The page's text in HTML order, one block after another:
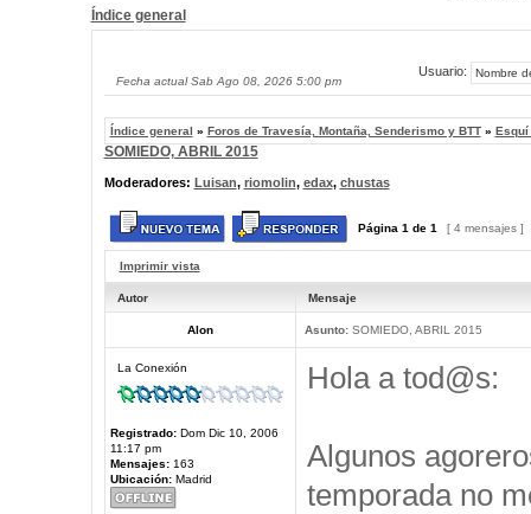
Índice general
Fecha actual Sab Ago 08, 2026 5:00 pm
Usuario:
Índice general » Foros de Travesía, Montaña, Senderismo y BTT» Esquí
SOMIEDO, ABRIL 2015
Moderadores: Luisan, riomolin, edax, chustas
Página 1 de 1 [ 4 mensajes ]
Imprimir vista
Autor Mensaje
Alon Asunto:SOMIEDO, ABRIL 2015
La Conexión
Registrado:Dom Dic 10, 2006
11:17 pm
Mensajes:163
Ubicación:Madrid
Hola a tod@s:
Algunos
temporada no